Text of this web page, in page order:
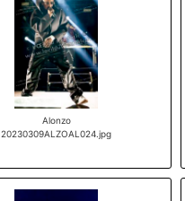
Alonzo
20230309ALZOAL024.jpg